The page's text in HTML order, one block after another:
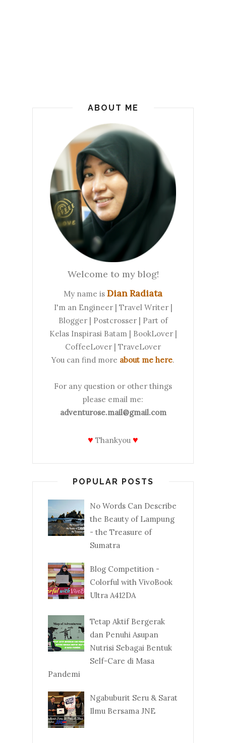
ABOUT ME
Welcome to my blog!
My name is Dian Radiata
I'm an Engineer | Travel Writer |
Blogger | Postcrosser | Part of
Kelas Inspirasi Batam | BookLover |
CoffeeLover | TraveLover
You can find more about me here.
For any question or other things
please email me:
adventurose.mail@gmail.com
♥ Thankyou ♥
POPULAR POSTS
No Words Can Describe
the Beauty of Lampung
- the Treasure of
Sumatra
Blog Competition -
Colorful with VivoBook
Ultra A412DA
Tetap Aktif Bergerak
dan Penuhi Asupan
Nutrisi Sebagai Bentuk
Self-Care di Masa
Pandemi
Ngabuburit Seru & Sarat
Ilmu Bersama JNE